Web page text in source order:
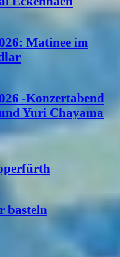
Matinee im
-Konzertabend
Yuri Chayama
basteln